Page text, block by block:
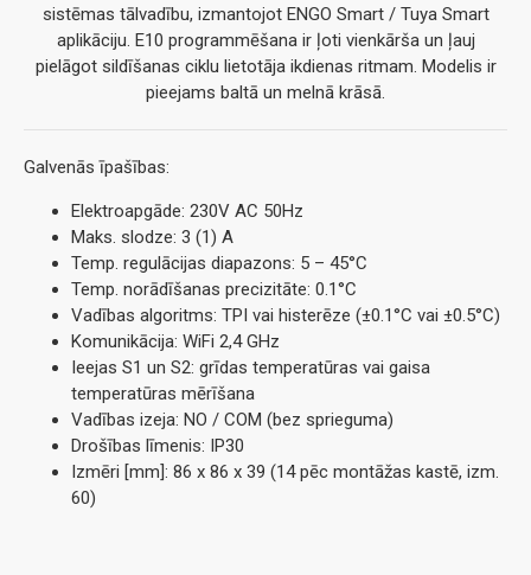
sistēmas tālvadību, izmantojot ENGO Smart / Tuya Smart
aplikāciju. E10 programmēšana ir ļoti vienkārša un ļauj
pielāgot sildīšanas ciklu lietotāja ikdienas ritmam. Modelis ir
pieejams baltā un melnā krāsā.
Galvenās īpašības:
Elektroapgāde: 230V AC 50Hz
Maks. slodze: 3 (1) A
Temp. regulācijas diapazons: 5 – 45°C
Temp. norādīšanas precizitāte: 0.1°C
Vadības algoritms: TPI vai histerēze (±0.1°C vai ±0.5°C)
Komunikācija: WiFi 2,4 GHz
Ieejas S1 un S2: grīdas temperatūras vai gaisa
temperatūras mērīšana
Vadības izeja: NO / COM (bez sprieguma)
Drošības līmenis: IP30
Izmēri [mm]: 86 x 86 x 39 (14 pēc montāžas kastē, izm.
60)